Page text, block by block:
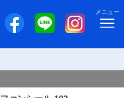
メニュー